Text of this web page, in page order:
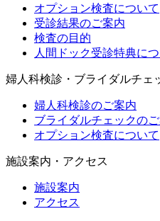
オプション検査について
受診結果のご案内
検査の目的
人間ドック受診特典に
婦人科検診・ブライダルチェ
婦人科検診のご案内
ブライダルチェックの
オプション検査について
施設案内・アクセス
施設案内
アクセス